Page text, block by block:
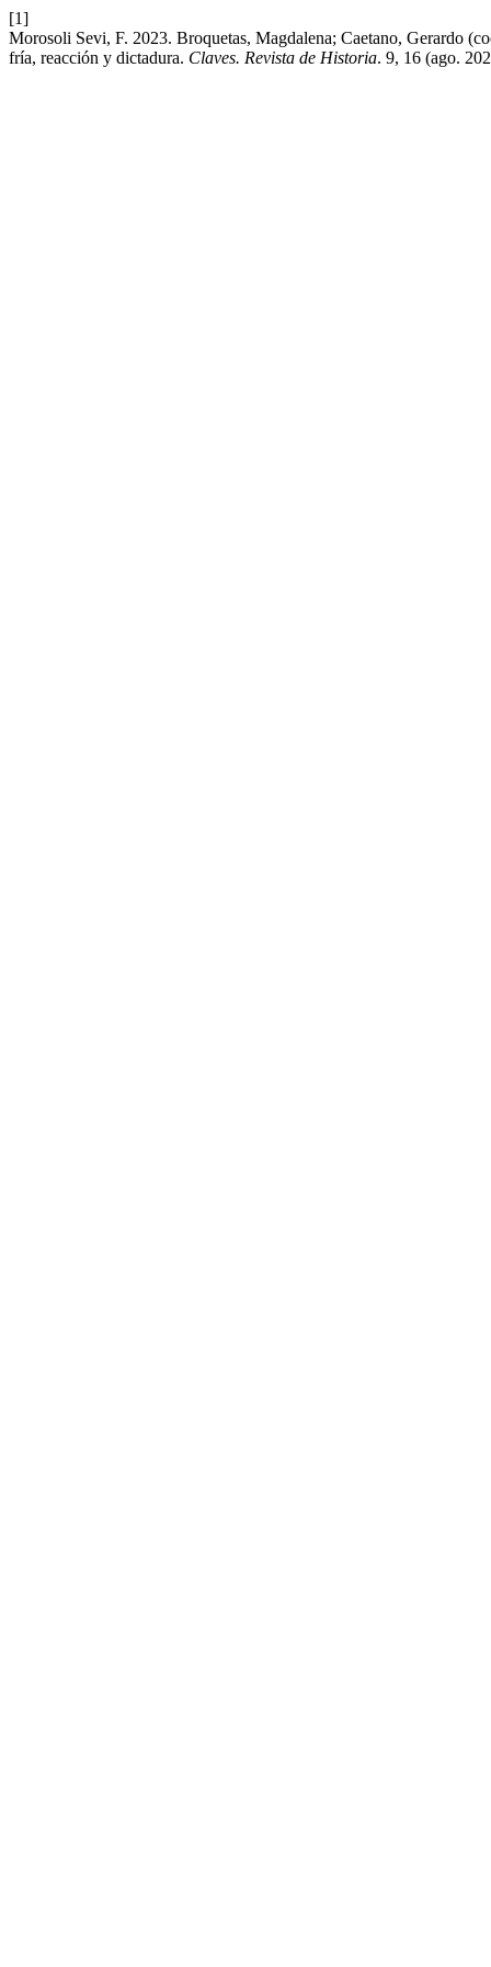
[1]
Morosoli Sevi, F. 2023. Broquetas, Magdalena; Caetano, Gerardo
fría, reacción y dictadura. Claves. Revista de Historia. 9, 16 (ago.